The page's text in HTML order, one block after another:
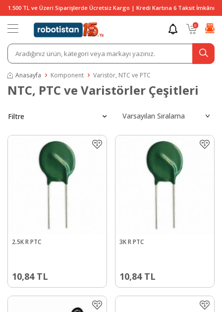
1.500 TL ve Üzeri Siparişlerde Ücretsiz Kargo | Kredi Kartına 6 Taksit İmkânı
0
Anasayfa Komponent Varistör, NTC ve PTC
NTC, PTC ve Varistörler Çeşitleri
Filtre
2.5K R PTC
10,84TL
3K R PTC
10,84TL